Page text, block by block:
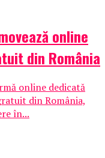
online
din România
online dedicată
din România,
în...